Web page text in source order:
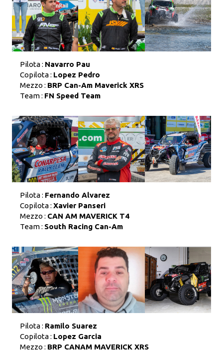
Pilota : Navarro Pau
Copilota : Lopez Pedro
Mezzo : BRP Can-Am Maverick XRS
Team : FN Speed Team
Pilota : Fernando Alvarez
Copilota : Xavier Panseri
Mezzo : CAN AM MAVERICK T4
Team : South Racing Can-Am
Pilota : Ramilo Suarez
Copilota : Lopez Garcia
Mezzo : BRP CANAM MAVERICK XRS